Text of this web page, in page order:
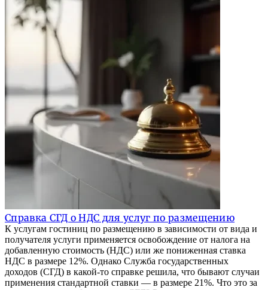
Справка СГД о НДС для услуг по размещению
К услугам гостиниц по размещению в зависимости от вида и
получателя услуги применяется освобождение от налога на
добавленную стоимость (НДС) или же пониженная ставка
НДС в размере 12%. Однако Служба государственных
доходов (СГД) в какой-то справке решила, что бывают случаи
применения стандартной ставки — в размере 21%. Что это за